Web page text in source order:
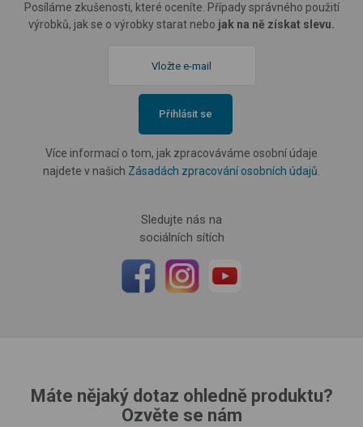
Posíláme zkušenosti, které oceníte. Případy správného použití
výrobků, jak se o výrobky starat nebo jak na ně získat slevu.
Přihlásit se
Více informací o tom, jak zpracováváme osobní údaje
najdete v našich Zásadách zpracování osobních údajů.
Sledujte nás na
sociálních sítích
Máte nějaký dotaz ohledně produktu?
Ozvěte se nám